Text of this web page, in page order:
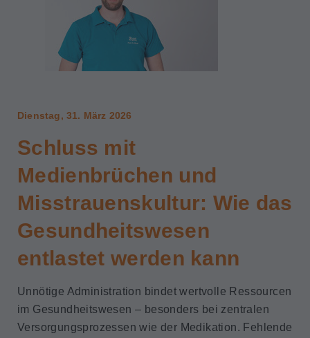
Dienstag, 31. März 2026
Schluss mit
Medienbrüchen und
Misstrauenskultur: Wie das
Gesundheitswesen
entlastet werden kann
Unnötige Administration bindet wertvolle Ressourcen
im Gesundheitswesen – besonders bei zentralen
Versorgungsprozessen wie der Medikation. Fehlende